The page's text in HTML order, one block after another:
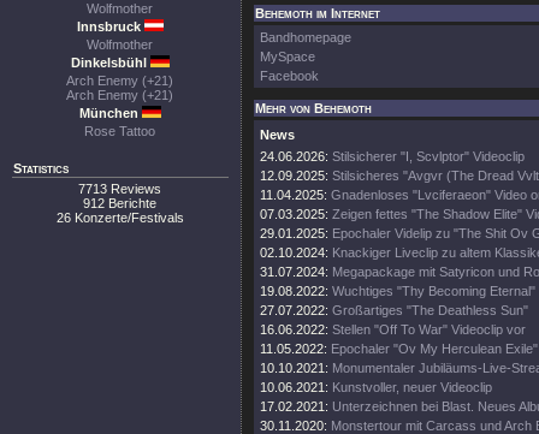
Wolfmother
Innsbruck
Wolfmother
Dinkelsbühl
Arch Enemy (+21)
Arch Enemy (+21)
München
Rose Tattoo
Statistics
7713 Reviews
912 Berichte
26 Konzerte/Festivals
Behemoth im Internet
Bandhomepage
MySpace
Facebook
Mehr von Behemoth
News
24.06.2026: Stilsicherer "I, Scvlptor" Videoclip
12.09.2025: Stilsicheres "Avgvr (The Dread
11.04.2025: Gnadenloses "Lvciferaeon" Video
07.03.2025: Zeigen fettes "The Shadow Elite"
29.01.2025: Epochaler Videlip zu "The Shit Ov
02.10.2024: Knackiger Liveclip zu altem
31.07.2024: Megapackage mit Satyricon und
19.08.2022: Wuchtiges "Thy Becoming Eternal"
27.07.2022: Großartiges "The Deathless Sun"
16.06.2022: Stellen "Off To War" Videoclip vor
11.05.2022: Epochaler "Ov My Herculean
10.10.2021: Monumentaler Jubiläums-Live-
10.06.2021: Kunstvoller, neuer Videoclip
17.02.2021: Unterzeichnen bei Blast. Neues
30.11.2020: Monstertour mit Carcass und Arch